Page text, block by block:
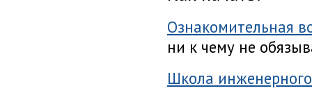
Ознакомительная
ни к чему не
Школа